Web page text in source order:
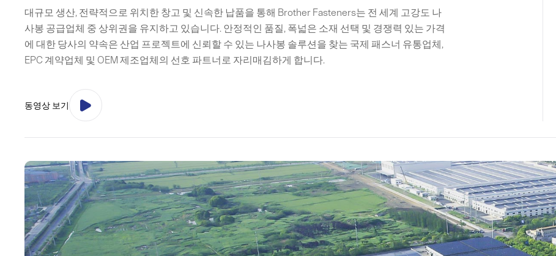
대규모 생산, 전략적으로 위치한 창고 및 신속한 납품을 통해 Brother Fasteners는 전 세계 고강도 나
사봉 공급업체 중 상위권을 유지하고 있습니다. 안정적인 품질, 폭넓은 소재 선택 및 경쟁력 있는 가격
에 대한 당사의 약속은 산업 프로젝트에 신뢰할 수 있는 나사봉 솔루션을 찾는 국제 패스너 유통업체,
EPC 계약업체 및 OEM 제조업체의 선호 파트너로 자리매김하게 합니다.
동영상 보기